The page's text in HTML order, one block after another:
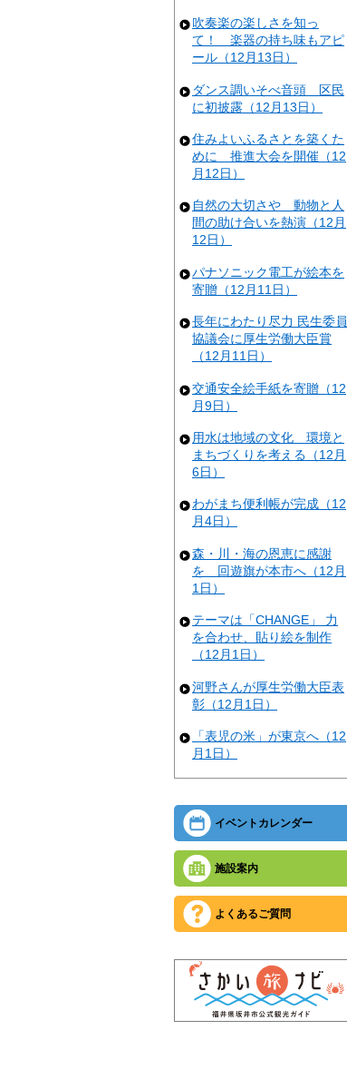
吹奏楽の楽しさを知っ
て！ 楽器の持ち味もアピ
ール（12月13日）
ダンス調いそべ音頭 区民
に初披露（12月13日）
住みよいふるさとを築くた
めに 推進大会を開催（12
月12日）
自然の大切さや 動物と人
間の助け合いを熱演（12月
12日）
パナソニック電工が絵本を
寄贈（12月11日）
長年にわたり尽力 民生委員
協議会に厚生労働大臣賞
（12月11日）
交通安全絵手紙を寄贈（12
月9日）
用水は地域の文化 環境と
まちづくりを考える（12月
6日）
わがまち便利帳が完成（12
月4日）
森・川・海の恩恵に感謝
を 回遊旗が本市へ（12月
1日）
テーマは「CHANGE」 力
を合わせ、貼り絵を制作
（12月1日）
河野さんが厚生労働大臣表
彰（12月1日）
「表児の米」が東京へ（12
月1日）
イベントカレンダー
施設案内
よくあるご質問